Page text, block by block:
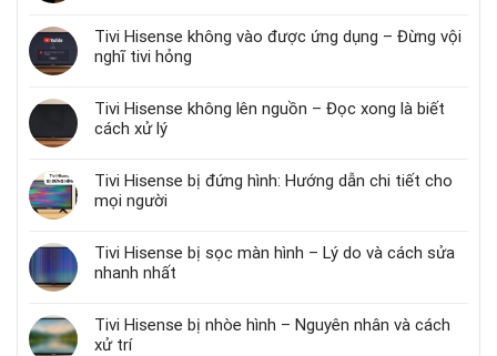
Tivi Hisense không vào được ứng dụng – Đừng vội
nghĩ tivi hỏng
Tivi Hisense không lên nguồn – Đọc xong là biết
cách xử lý
Tivi Hisense bị đứng hình: Hướng dẫn chi tiết cho
mọi người
Tivi Hisense bị sọc màn hình – Lý do và cách sửa
nhanh nhất
Tivi Hisense bị nhòe hình – Nguyên nhân và cách
xử trí